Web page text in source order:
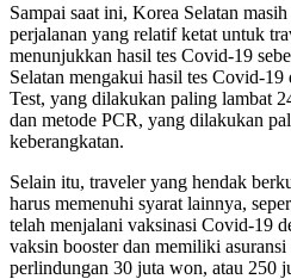
Sampai saat ini, Korea Selatan
perjalanan yang relatif ketat untuk
menunjukkan hasil tes Covid-19
Selatan mengakui hasil tes Covid-
Test, yang dilakukan paling lambat
dan metode PCR, yang dilakukan
keberangkatan.
Selain itu, traveler yang hendak
harus memenuhi syarat lainnya,
telah menjalani vaksinasi Covid-19
vaksin booster dan memiliki asuransi
perlindungan 30 juta won, atau 250